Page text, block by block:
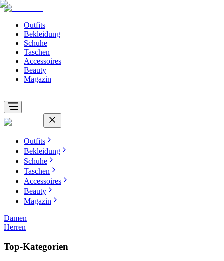
Outfits
Bekleidung
Schuhe
Taschen
Accessoires
Beauty
Magazin
Outfits
Bekleidung
Schuhe
Taschen
Accessoires
Beauty
Magazin
Damen
Herren
Top-Kategorien